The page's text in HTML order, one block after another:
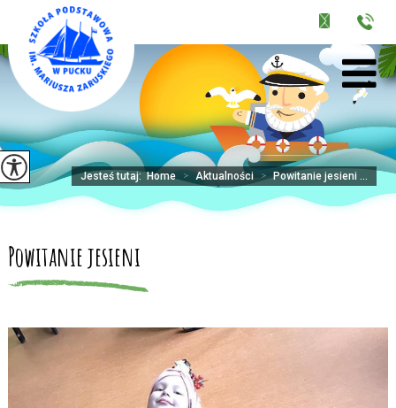
Jesteś tutaj: Home > Aktualności > Powitanie jesieni ...
Powitanie jesieni